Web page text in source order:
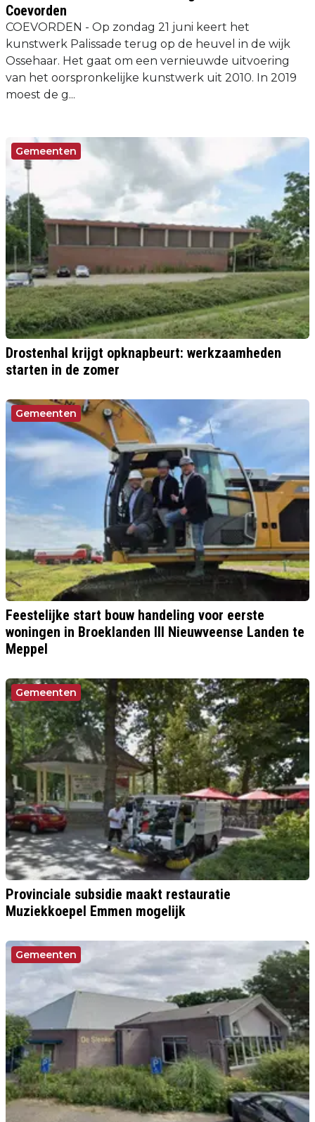
Coevorden
COEVORDEN - Op zondag 21 juni keert het
kunstwerk Palissade terug op de heuvel in de wijk
Ossehaar. Het gaat om een vernieuwde uitvoering
van het oorspronkelijke kunstwerk uit 2010. In 2019
moest de g...
Gemeenten
Drostenhal krijgt opknapbeurt: werkzaamheden
starten in de zomer
Gemeenten
Feestelijke start bouw handeling voor eerste
woningen in Broeklanden III Nieuwveense Landen te
Meppel
Gemeenten
Provinciale subsidie maakt restauratie
Muziekkoepel Emmen mogelijk
Gemeenten